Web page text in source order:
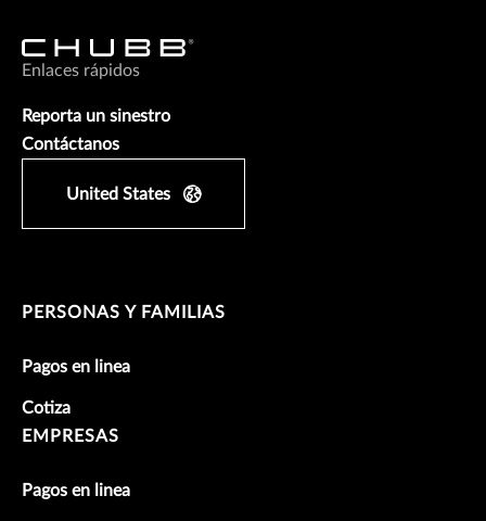
Enlaces rápidos
Reporta un sinestro
Contáctanos
United States
PERSONAS Y FAMILIAS
Pagos en linea
Cotiza
EMPRESAS
Pagos en linea